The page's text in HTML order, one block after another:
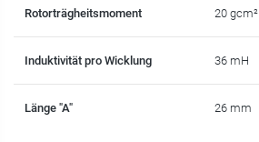
Rotorträgheitsmoment 20 gcm²
Induktivität pro Wicklung 36 mH
Länge "A" 26 mm